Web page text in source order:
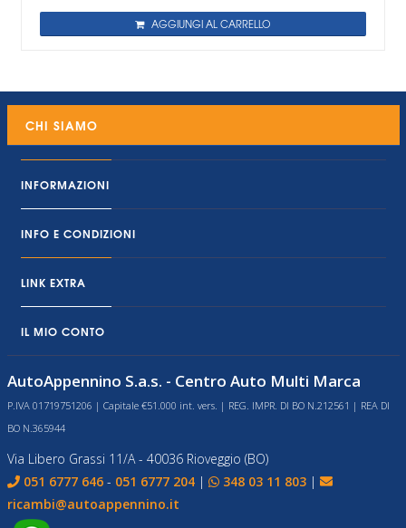
AGGIUNGI AL CARRELLO
CHI SIAMO
INFORMAZIONI
INFO E CONDIZIONI
LINK EXTRA
IL MIO CONTO
AutoAppennino S.a.s. - Centro Auto Multi Marca
P.IVA 01719751206 | Capitale €51.000 int. vers. | REG. IMPR. DI BO N.212561 | REA DI
BO N.365944
Via Libero Grassi 11/A - 40036 Rioveggio (BO)
051 6777 646 - 051 6777 204 | 348 03 11 803 |
ricambi@autoappennino.it